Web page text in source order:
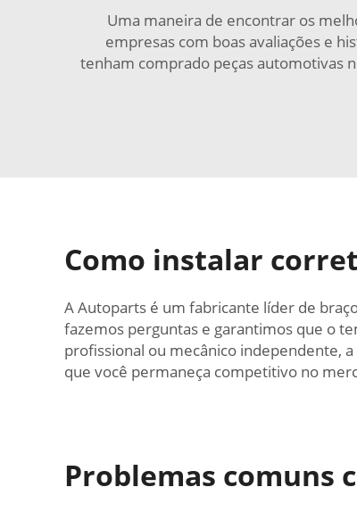
Uma maneira de encontrar os
empresas com boas avaliações e
tenham comprado peças automotivas
Como instalar
A Autoparts é um fabricante líder de
fazemos perguntas e garantimos que o
profissional ou mecânico independente,
que você permaneça competitivo no
Problemas comuns